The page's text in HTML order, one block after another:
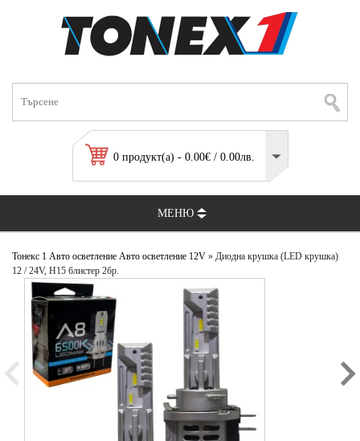
0 продукт(а) - 0.00€ / 0.00лв.
МЕНЮ
Тонекс 1 Авто осветление Авто осветление 12V » Диодна крушка (LED крушка)
12 / 24V, H15 блистер 2бр.
led h15